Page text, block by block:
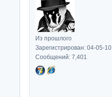
Из прошлого
Зарегистрирован: 04-05-10
Сообщений: 7,401